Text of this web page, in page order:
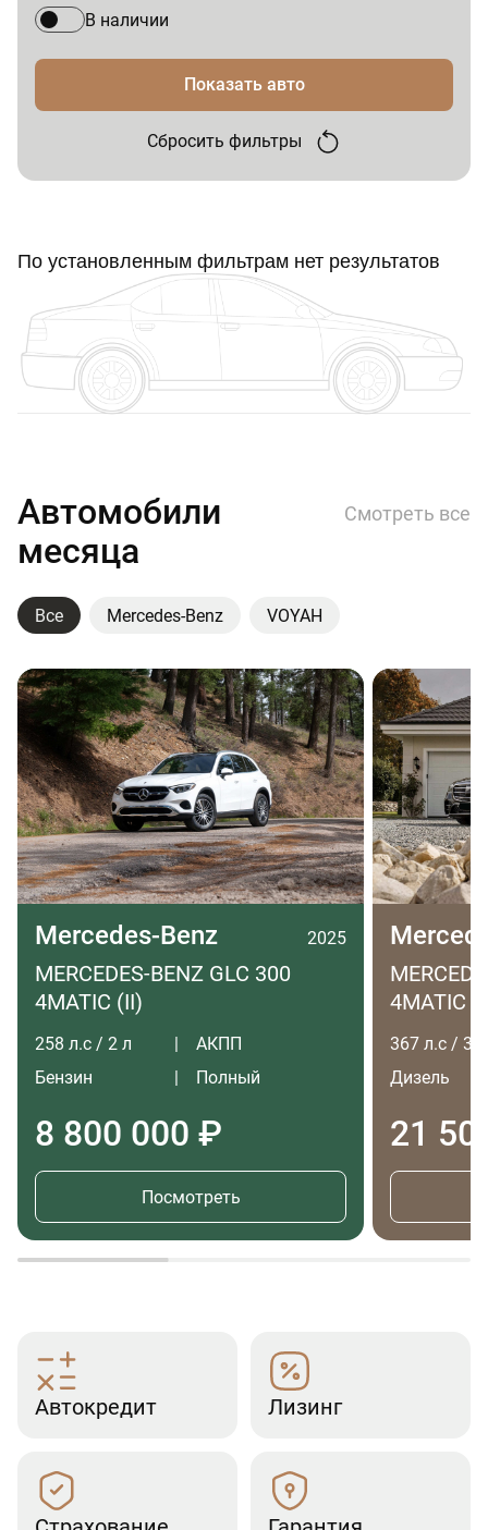
В наличии
Показать авто
Сбросить фильтры
По установленным фильтрам нет результатов
Автомобили
месяца
Смотреть все
Все Mercedes-Benz VOYAH
Mercedes-Benz 2025
MERCEDES-BENZ GLC 300
4MATIC (II)
258 л.с / 2 л
АКПП
Бензин
Полный
8 800 000 ₽
Посмотреть
4MATIC
367 л.с / 3 л
Дизель
21
Автокредит Лизинг